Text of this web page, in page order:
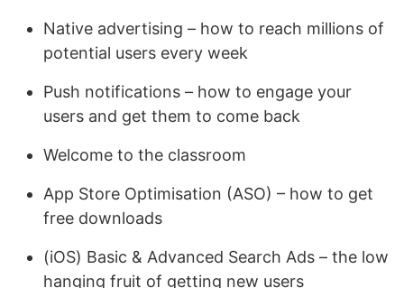
Native advertising – how to reach millions of
potential users every week
Push notifications – how to engage your
users and get them to come back
Welcome to the classroom
App Store Optimisation (ASO) – how to get
free downloads
(iOS) Basic & Advanced Search Ads – the low
hanging fruit of getting new users